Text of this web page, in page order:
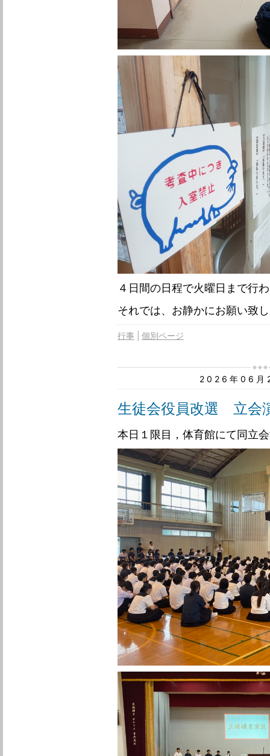
４日間の日程で火曜日まで行
それでは、お静かにお願い致
行事 個別ページ
2026年06月
生徒会役員改選 立会
本日１限目，体育館にて同立